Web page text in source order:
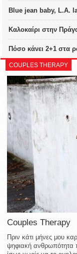
Blue jean baby, L.A.
Καλοκαίρι στην
Πόσο κάνει 2+1 στα
COUPLES THERAPY
Couples Therapy
Πριν κάτι μήνες μου
ψηφιακή ανθρωπότητα